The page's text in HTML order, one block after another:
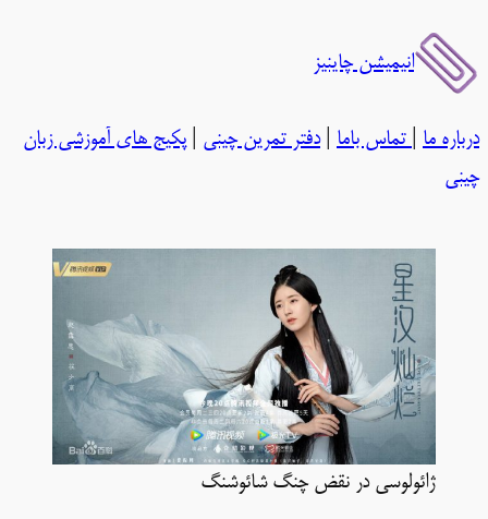
به
انیمیشن چاینیز
درباره ما تماس باما |دفتر تمرین چینی |پکیج های آموزشی زبان
چینی
ژائولوسی در نقض چنگ شائوشنگ